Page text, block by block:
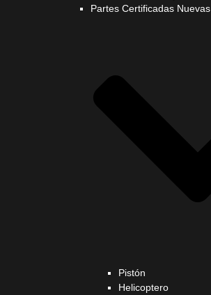
Partes Certificadas Nuevas
Pistón
Helicoptero